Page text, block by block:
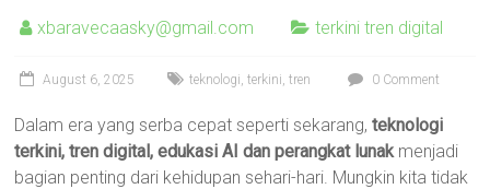
xbaravecaasky@gmail.com terkini tren digital
August 6, 2025 teknologi,terkini,tren 0 Comment
Dalam era yang serba cepat seperti sekarang,teknologi
terkini, tren digital, edukasi AI dan perangkat lunakmenjadi
bagian penting dari kehidupan sehari-hari. Mungkin kita tidak